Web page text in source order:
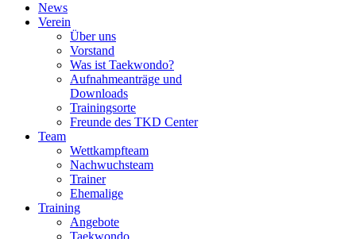
News
Verein
Über uns
Vorstand
Was ist Taekwondo?
Aufnahmeanträge und
Downloads
Trainingsorte
Freunde des TKD Center
Team
Wettkampfteam
Nachwuchsteam
Trainer
Ehemalige
Training
Angebote
Taekwondo